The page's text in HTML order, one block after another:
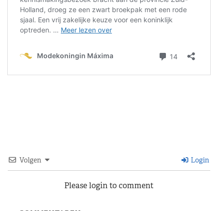
Volgen Login
Please login to comment